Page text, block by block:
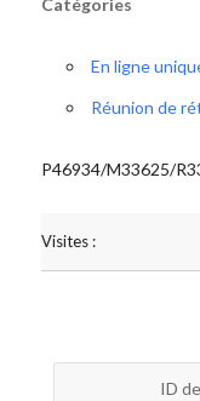
Catégories
En ligne
Réunion de
P46934/M33625/
Visites :
ID